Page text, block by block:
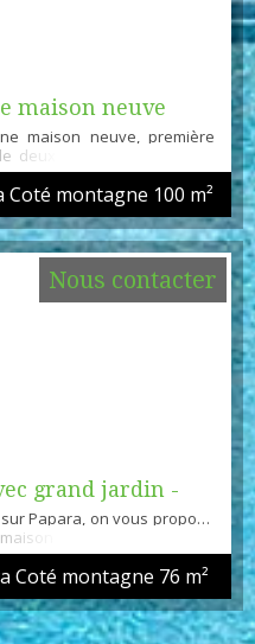
maison neuve
maison neuve, première
deux chambres avec une
avec un portail électrique,
d'une grande surface
amples informations ou
etmichel@global.immo
Coté montagne 100 m²
grand jardin -
Papara, on vous propose
avec un grand jardin.
meublé comprend une
deux chambres climatisés
d'eau, une belle pièce à
équipé et aménagée.
couverte et ...
Coté montagne 76 m²
Nous contacter